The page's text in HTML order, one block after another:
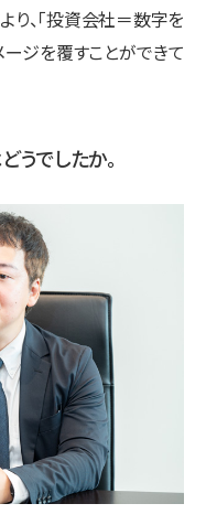
り、「投資会社＝数字を
ジを覆すことができて
うでしたか。